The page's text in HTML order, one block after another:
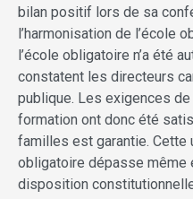
bilan positif lors de sa
l’harmonisation de l’école
l’école obligatoire n’a été
constatent les directeurs
publique. Les exigences
formation ont donc été
familles est garantie. Cette
obligatoire dépasse même
disposition